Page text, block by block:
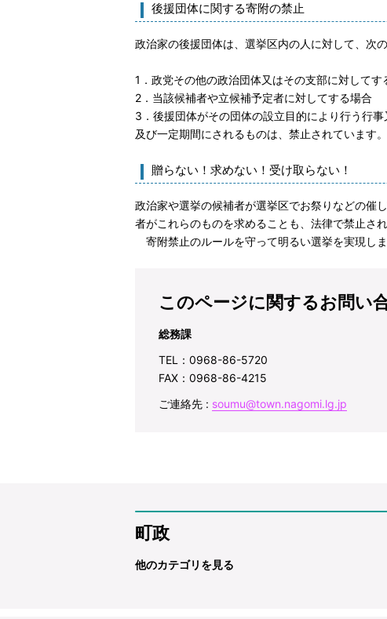
後援団体に関する寄附の禁止
政治家の後援団体は、選挙区内の人に対して、次
1．政党その他の政治団体又はその支部に対してす
2．当該候補者や立候補予定者に対してする場合
3．後援団体がその団体の設立目的により行う行
及び一定期間にされるものは、禁止されています。
贈らない！求めない！受け取らない！
政治家や選挙の候補者が選挙区でお祭りなどの催
者がこれらのものを求めることも、法律で禁止さ
寄附禁止のルールを守って明るい選挙を実現しま
このページに関するお問い
総務課
TEL：0968-86-5720
FAX：0968-86-4215
ご連絡先 : soumu@town.nagomi.lg.jp
町政
他のカテゴリを見る